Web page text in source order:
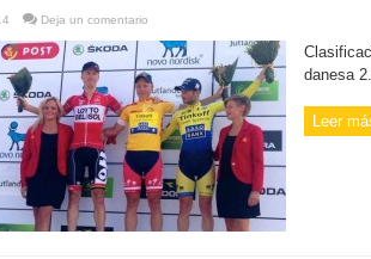
Deja un comentario
danesa
Leer